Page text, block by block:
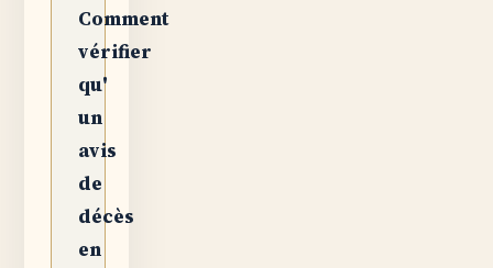
Comment
vérifier
qu'
un
avis
de
décès
en